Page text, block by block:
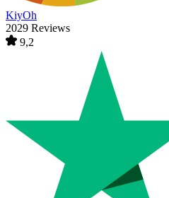
KiyOh
2029 Reviews
9,2